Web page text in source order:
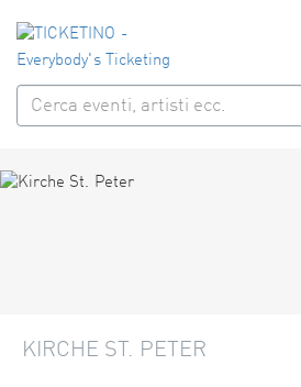
KIRCHE ST. PETER